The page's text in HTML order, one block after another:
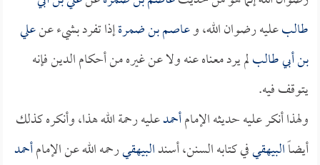
طالبعليه رضوان الله، وعاصم بن ضمرةإذا تفرد بشيء عنعلي
بن أبي طالبلم يرد معناه عنه ولا عن غيره من أحكام الدين فإنه
يتوقف فيه.
ولهذا أنكر عليه حديثه الإمامأحمدعليه رحمة الله هذا، وأنكره كذلك
أيضاًالبيهقيفي كتابه السنن، أسندالبيهقيرحمه الله عن الإمامأحمد